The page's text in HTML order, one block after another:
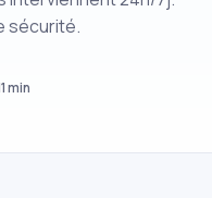
sécurité.
min